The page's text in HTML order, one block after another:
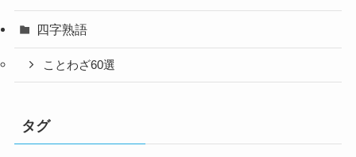
四字熟語
ことわざ60選
タグ